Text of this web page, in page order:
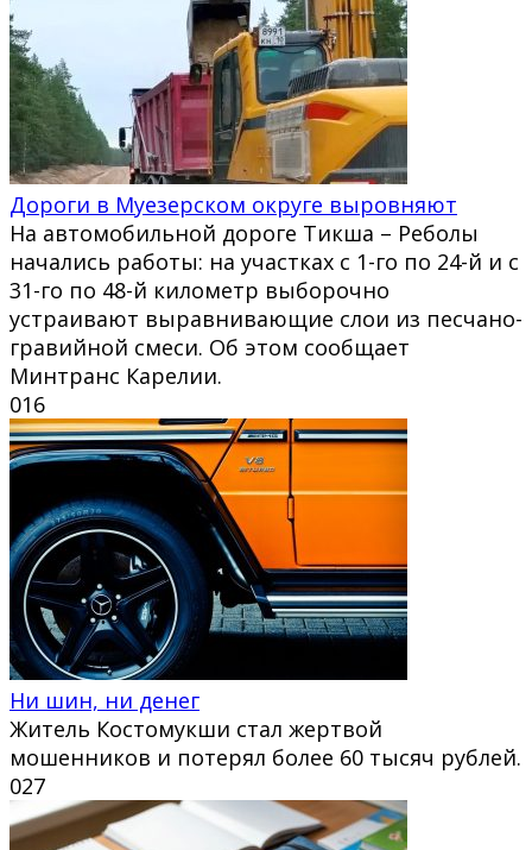
Дороги в Муезерском округе выровняют
На автомобильной дороге Тикша – Реболы
начались работы: на участках с 1-го по 24-й и с
31-го по 48-й километр выборочно
устраивают выравнивающие слои из песчано-
гравийной смеси. Об этом сообщает
Минтранс Карелии.
016
Ни шин, ни денег
Житель Костомукши стал жертвой
мошенников и потерял более 60 тысяч рублей.
027